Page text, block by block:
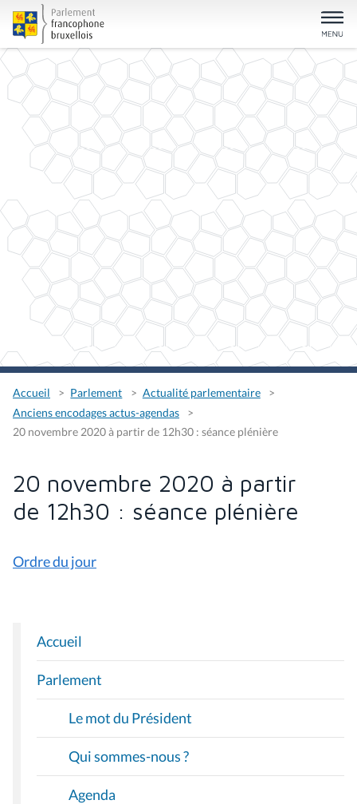
Accueil Parlement
Actualité parlementaire
Anciens encodages actus-agendas
20 novembre 2020 à partir de 12h30 : séance plénière
20 novembre 2020 à partir
de 12h30 : séance plénière
Ordre du jour
N
A
V
G
T
Accueil
Parlement
Le mot du Président
Qui sommes-nous ?
Agenda